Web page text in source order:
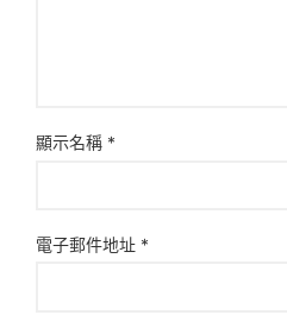
顯示名稱 *
電子郵件地址 *